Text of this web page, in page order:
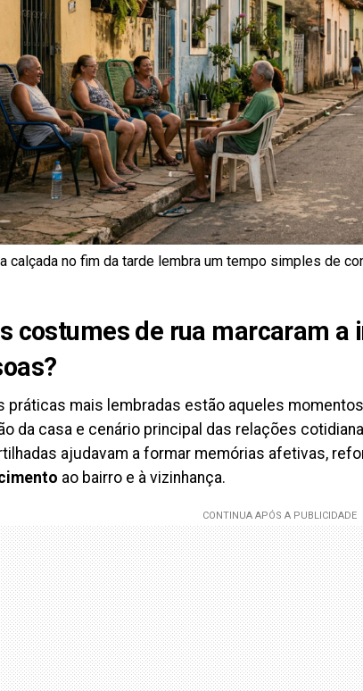
calçada no fim da tarde lembra um tempo simples de
costumes de rua marcaram a
práticas mais lembradas estão aqueles
da casa e cenário principal das relações
ajudavam a formar memórias afetivas,
ao bairro e à vizinhança.